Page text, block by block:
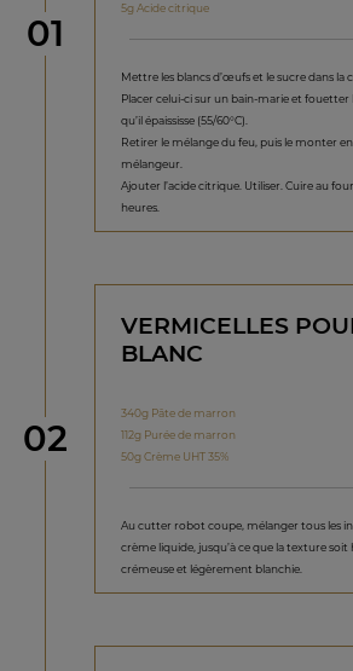
étape
01
5g Acide citrique
Mettre les blancs d’œufs et le sucre dans la
Placer celui-ci sur un bain-marie et fouetter
qu’il épaississe (55/60°C).
Retirer le mélange du feu, puis le monter
mélangeur.
Ajouter l’acide citrique. Utiliser. Cuire au
heures.
étape
02
VERMICELLES
BLANC
340g Pâte de marron
112g Purée de marron
50g Crème UHT 35%
Au cutter robot coupe, mélanger tous les
crème liquide, jusqu’à ce que la texture soit
crémeuse et légèrement blanchie.